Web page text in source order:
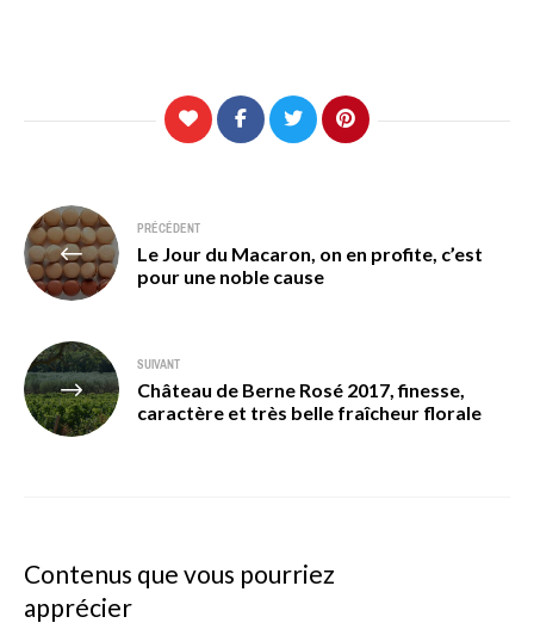
Navigation
de
l’article
PRÉCÉDENT
Le Jour du Macaron, on en profite, c’est
pour une noble cause
SUIVANT
Château de Berne Rosé 2017, finesse,
caractère et très belle fraîcheur florale
Contenus que vous pourriez
apprécier